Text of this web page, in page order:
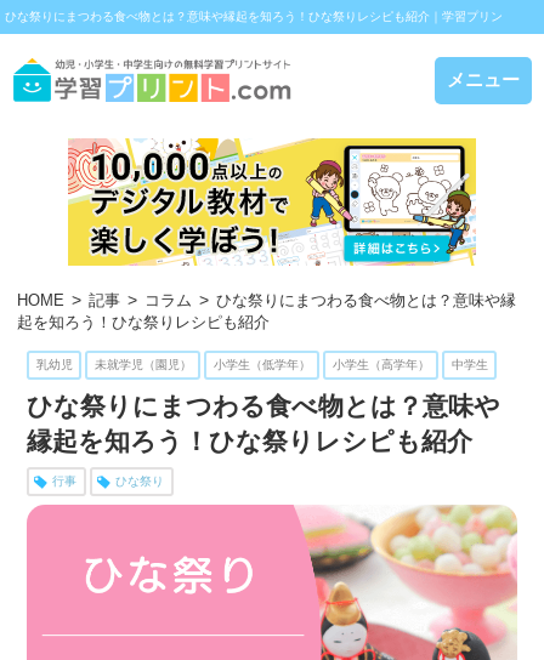
ひな祭りにまつわる食べ物とは？意味や縁起を知ろう！ひな祭りレシピも紹介｜学習プリン
メニュー
HOME 記事 コラム
ひな祭りにまつわる食べ物とは？意味や縁
起を知ろう！ひな祭りレシピも紹介
乳幼児 未就学児（園児） 小学生（低学年） 小学生（高学年） 中学生
ひな祭りにまつわる食べ物とは？意味や
縁起を知ろう！ひな祭りレシピも紹介
行事 ひな祭り